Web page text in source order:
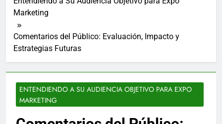
Marketing
Comentarios del Público: Evaluación, Impacto y
Estrategias Futuras
ENTENDIENDO A SU AUDIENCIA OBJETIVO PARA EXPO
MARKETING